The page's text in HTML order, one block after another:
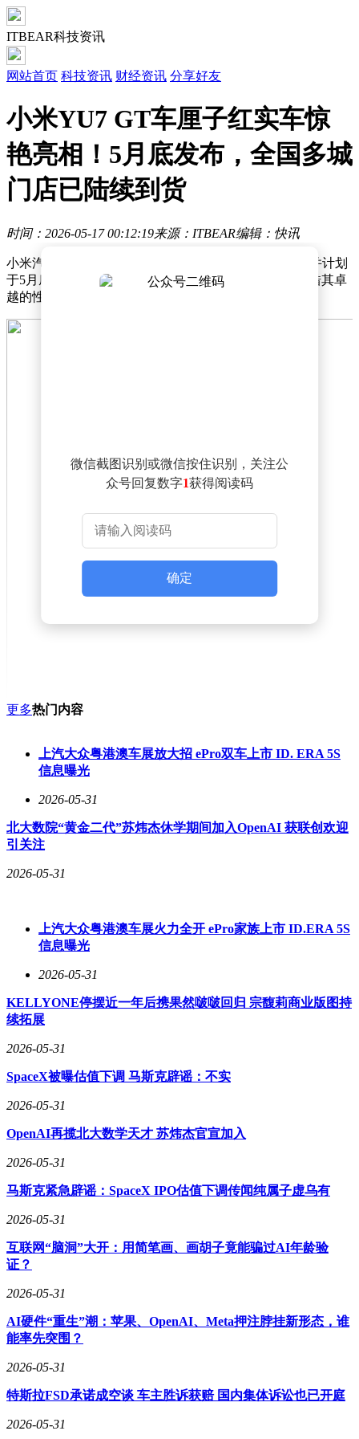
ITBEAR科技资讯
网站首页 科技资讯 财经资讯 分享好友
小米YU7 GT车厘子红实车惊
艳亮相！5月底发布，全国多城
门店已陆续到货
时间：2026-05-17 00:12:19来源：ITBEAR编辑：快讯
小米汽车近日宣布，其全新车型YU7 GT已正式到店，并计划
于5月底正式发布。这款定位为跑车级SUV的新车，凭借其卓
越的性能和独特的设计，迅速成为市场关注的焦点。
破。该车搭载前后双电机系统，分别由汇川动力和小米自研提
供，综合功率高达738kW（约1003匹马力）。这一强劲动力使
同时仍能保持705km的续航里程，展现出性能与实用性的完美
平衡。
在外观设计上，YU7 GT延续了YU7家族的整体风格，但在细
型，赋予车辆更强的力量感和运动气息。车厘子红作为主推配
惊艳。专属标识和配色方案也使GT版与普通版形成鲜明区
分。
微信截图识别或微信按住识别，关注公
众号回复数字1获得阅读码
确定
更多热门内容
上汽大众粤港澳车展放大招 ePro双车上市 ID. ERA 5S
信息曝光
2026-05-31
北大数院“黄金二代”苏炜杰休学期间加入OpenAI 获联创欢迎
引关注
2026-05-31
上汽大众粤港澳车展火力全开 ePro家族上市 ID.ERA 5S
信息曝光
2026-05-31
KELLYONE停摆近一年后携果然啵啵回归 宗馥莉商业版图持
续拓展
2026-05-31
SpaceX被曝估值下调 马斯克辟谣：不实
2026-05-31
OpenAI再揽北大数学天才 苏炜杰官宣加入
2026-05-31
马斯克紧急辟谣：SpaceX IPO估值下调传闻纯属子虚乌有
2026-05-31
互联网“脑洞”大开：用简笔画、画胡子竟能骗过AI年龄验
证？
2026-05-31
AI硬件“重生”潮：苹果、OpenAI、Meta押注脖挂新形态，谁
能率先突围？
2026-05-31
特斯拉FSD承诺成空谈 车主胜诉获赔 国内集体诉讼也已开庭
2026-05-31